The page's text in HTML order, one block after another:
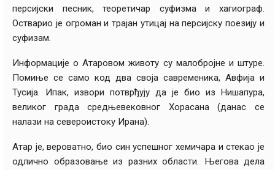
персијски песник, теоретичар суфизма и хагиограф.
Остварио је огроман и трајан утицај на персијску поезију и
суфизам.
Информације о Атаровом животу су малобројне и штуре.
Помиње се само код два своја савременика, Авфија и
Тусија. Ипак, извори потврђују да је био из Нишапура,
великог града средњевековног Хорасана (данас се
налази на североистоку Ирана).
Атар је, вероватно, био син успешног хемичара и стекао је
одлично образовање из разних области. Његова дела